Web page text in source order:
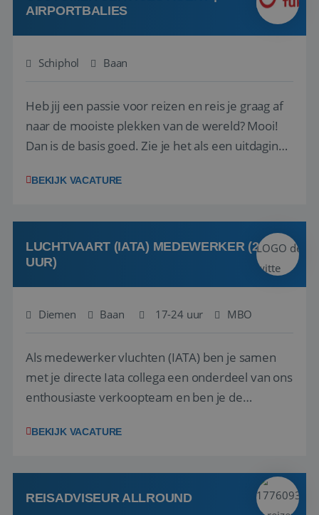
AIRPORTBALIES
Schiphol Baan
Heb jij een passie voor reizen en reis je graag af
naar de mooiste plekken van de wereld? Mooi!
Dan is de basis goed. Zie je het als een uitdaging
het samenstellen en boeken van de perfecte
deze onderdelen zijn nu samen gevoegd...
BEKIJK VACATURE
LUCHTVAART (IATA) MEDEWERKER (24-32
UUR)
Diemen Baan 17-24 uur MBO
Als medewerker vluchten (IATA) ben je samen
met je directe Iata collega een onderdeel van ons
enthousiaste verkoopteam en ben je de
en tarieven waar je collega’s niet uitkomen.
kwaliteitsbewaking van alles wat met IATA te m...
BEKIJK VACATURE
REISADVISEUR ALLROUND